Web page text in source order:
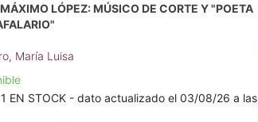
LÓPEZ: MÚSICO DE CORTE Y "POETA
María Luisa
1 EN STOCK - dato actualizado el 03/08/26 a las